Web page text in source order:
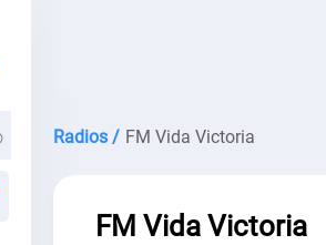
Radios / FM Vida Victoria
FM Vida Victoria